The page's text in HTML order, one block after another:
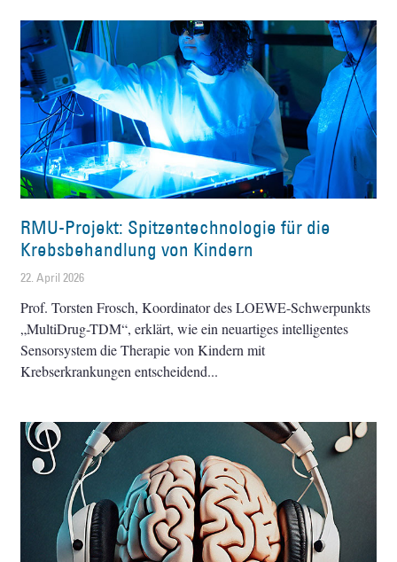
RMU-Projekt: Spitzentechnologie für die
Krebsbehandlung von Kindern
22. April 2026
Prof. Torsten Frosch, Koordinator des LOEWE-Schwerpunkts
„MultiDrug-TDM“, erklärt, wie ein neuartiges intelligentes
Sensorsystem die Therapie von Kindern mit
Krebserkrankungen entscheidend